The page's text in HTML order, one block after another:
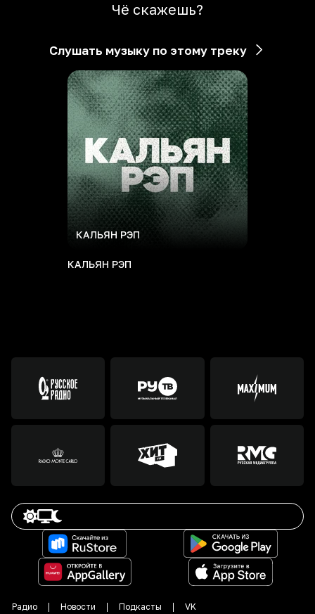
Чё скажешь?
Слушать музыку по этому треку
КАЛЬЯН РЭП
КАЛЬЯН РЭП
Радио Новости Подкасты VK